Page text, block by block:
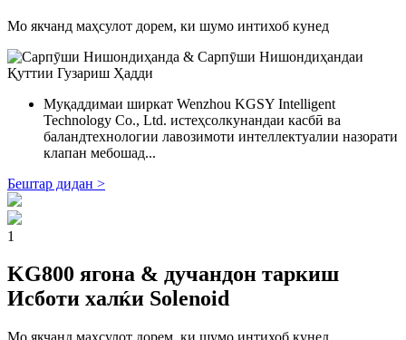
Мо якчанд маҳсулот дорем, ки шумо интихоб кунед
Муқаддимаи ширкат Wenzhou KGSY Intelligent
Technology Co., Ltd. истеҳсолкунандаи касбӣ ва
баландтехнологии лавозимоти интеллектуалии назорати
клапан мебошад...
Бештар дидан >
1
KG800 ягона & дучандон таркиш
Исботи халќи Solenoid